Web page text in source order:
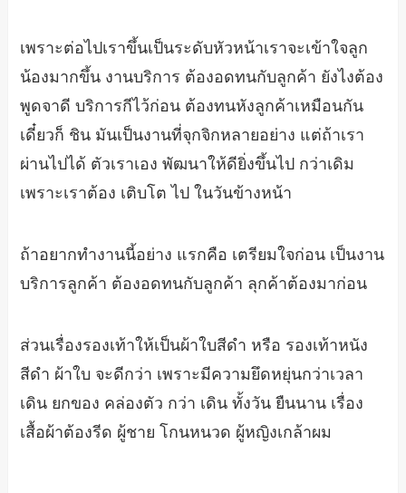
เพราะต่อไปเราขึ้นเป็นระดับหัวหน้าเราจะเข้าใจลูก
น้องมากขึ้น งานบริการ ต้องอดทนกับลูกค้า ยังไงต้อง
พูดจาดี บริการกีไว้ก่อน ต้องทนหังลูกค้าเหมือนกัน
เดี๋ยวก็ ชิน มันเป็นงานที่จุกจิกหลายอย่าง แต่ถ้าเรา
ผ่านไปได้ ตัวเราเอง พัฒนาให้ดียิ่งขึ้นไป กว่าเดิม
เพราะเราต้อง เติบโต ไป ในวันข้างหน้า
ถ้าอยากทำงานนี้อย่าง แรกคือ เตรียมใจก่อน เป็นงาน
บริการลูกค้า ต้องอดทนกับลูกค้า ลุกค้าต้องมาก่อน
ส่วนเรื่องรองเท้าให้เป็นผ้าใบสีดำ หรือ รองเท้าหนัง
สีดำ ผ้าใบ จะดีกว่า เพราะมีความยึดหยุ่นกว่าเวลา
เดิน ยกของ คล่องตัว กว่า เดิน ทั้งวัน ยืนนาน เรื่อง
เสื้อผ้าต้องรีด ผู้ชาย โกนหนวด ผู้หญิงเกล้าผม